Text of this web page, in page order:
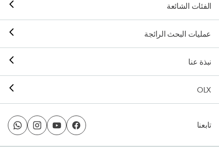
الفئات الشائعة
عمليات البحث الرائجة
نبذة عنا
OLX
تابعنا